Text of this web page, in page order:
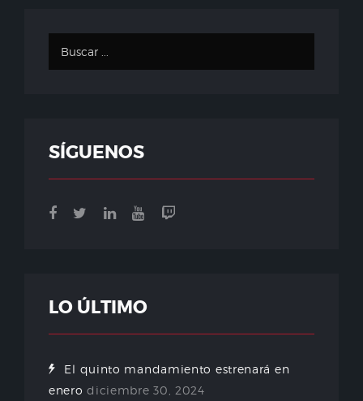
SÍGUENOS
LO ÚLTIMO
El quinto mandamiento estrenará en
enero diciembre 30, 2024